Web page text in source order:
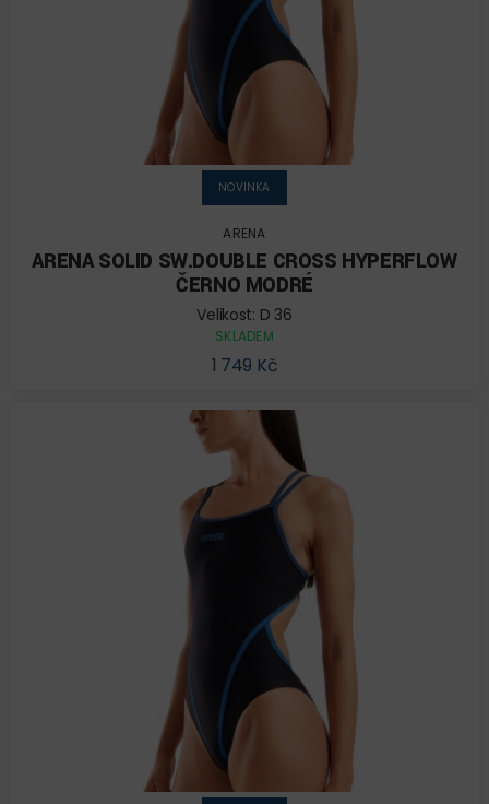
NOVINKA
ARENA
ARENA SOLID SW.DOUBLE CROSS HYPERFLOW
ČERNO MODRÉ
Velikost: D 36
SKLADEM
1 749 Kč